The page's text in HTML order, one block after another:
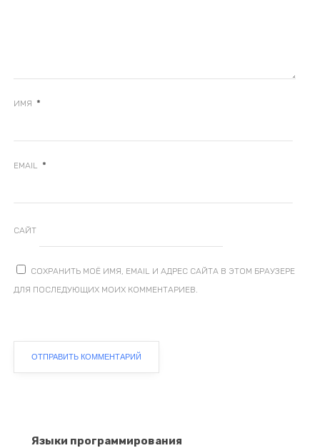
ИМЯ *
EMAIL *
САЙТ
СОХРАНИТЬ МОЁ ИМЯ, EMAIL И АДРЕС САЙТА В ЭТОМ БРАУЗЕРЕ
ДЛЯ ПОСЛЕДУЮЩИХ МОИХ КОММЕНТАРИЕВ.
Языки программирования